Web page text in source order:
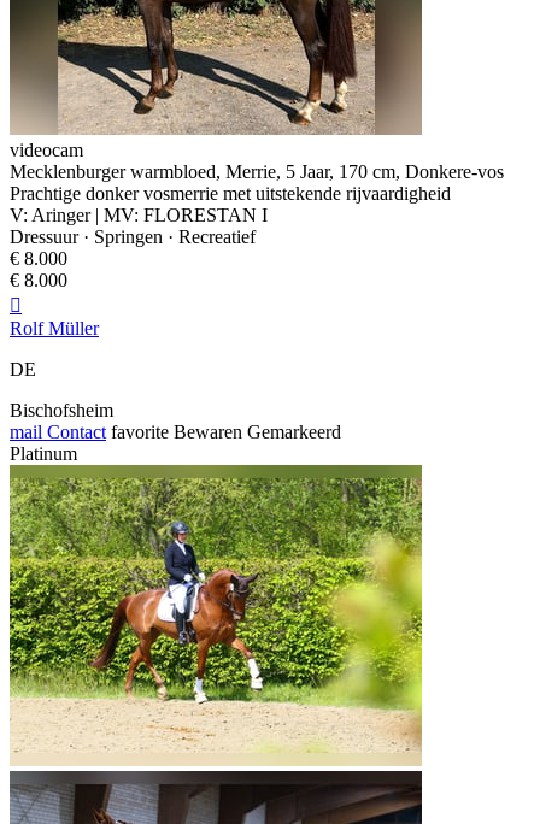
videocam
Mecklenburger warmbloed, Merrie, 5 Jaar, 170 cm, Donkere-vos
Prachtige donker vosmerrie met uitstekende rijvaardigheid
V: Aringer | MV: FLORESTAN I
Dressuur · Springen · Recreatief
€ 8.000
€ 8.000

Rolf Müller
DE
Bischofsheim
mail Contact favorite Bewaren Gemarkeerd
Platinum